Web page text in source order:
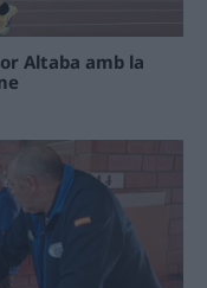
Altaba amb la